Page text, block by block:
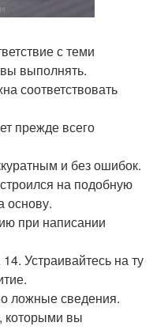
с теми
выполнять.
соответствовать
прежде всего
и без ошибок.
на подобную
основу.
при написании
Устраивайтесь на ту
ложные сведения.
которыми вы